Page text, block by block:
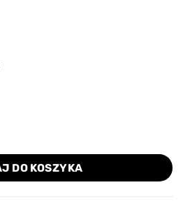
300m 0,28 mm
DO KOSZYKA